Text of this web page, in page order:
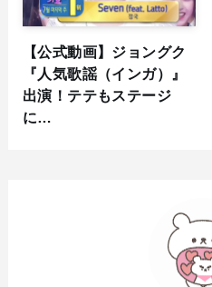
【公式動画】ジョングク
『人気歌謡（インガ）』
出演！テテもステージ
に…